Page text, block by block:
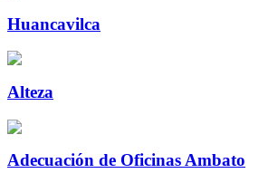
Huancavilca
Alteza
Adecuación de Oficinas Ambato